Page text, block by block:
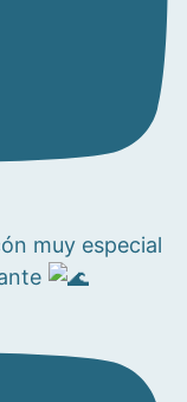
muy especial